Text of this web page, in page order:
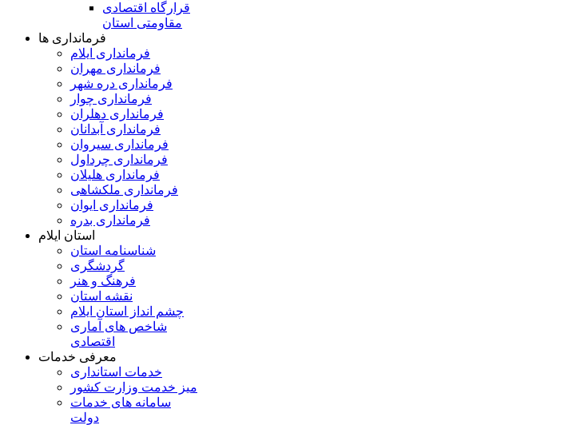
قرارگاه اقتصادی
مقاومتی استان
فرمانداری ها
فرمانداری ایلام
فرمانداری مهران
فرمانداری دره شهر
فرمانداری چوار
فرمانداری دهلران
فرمانداری آبدانان
فرمانداری سیروان
فرمانداری چرداول
فرمانداری هلیلان
فرمانداری ملکشاهی
فرمانداری ایوان
فرمانداری بدره
استان ایلام
شناسنامه استان
گردشگری
فرهنگ و هنر
نقشه استان
چشم انداز استان ایلام
شاخص های آماری
اقتصادی
معرفی خدمات
خدمات استانداری
میز خدمت وزارت کشور
سامانه های خدمات
دولت